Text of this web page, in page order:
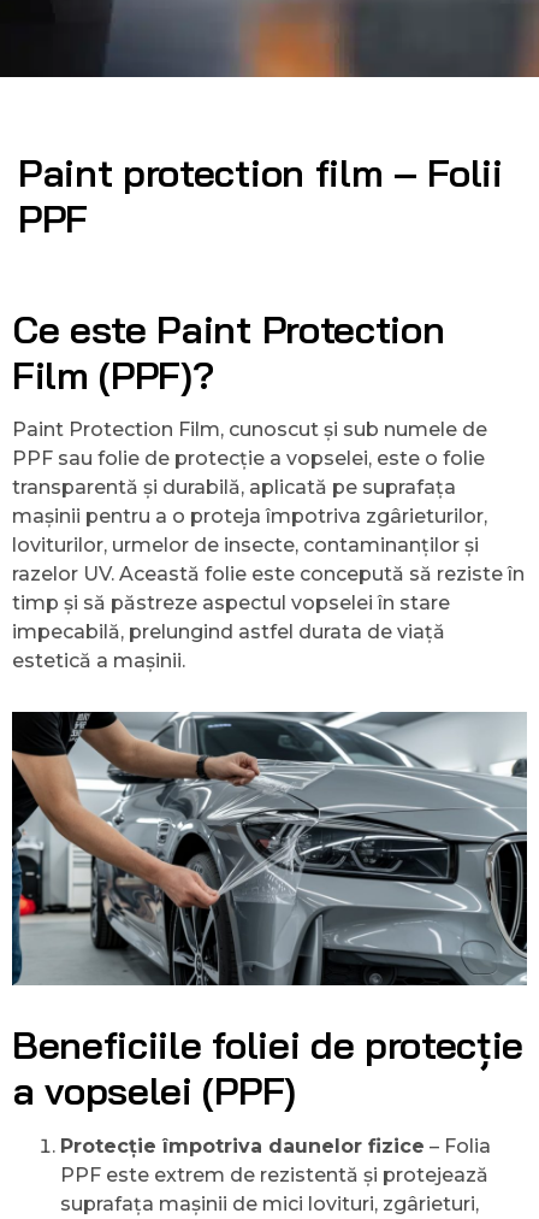
Paint protection film – Folii
PPF
Ce este Paint Protection
Film (PPF)?
Paint Protection Film, cunoscut și sub numele de
PPF sau folie de protecție a vopselei, este o folie
transparentă și durabilă, aplicată pe suprafața
mașinii pentru a o proteja împotriva zgârieturilor,
loviturilor, urmelor de insecte, contaminanților și
razelor UV. Această folie este concepută să reziste în
timp și să păstreze aspectul vopselei în stare
impecabilă, prelungind astfel durata de viață
estetică a mașinii.
Beneficiile foliei de protecție
a vopselei (PPF)
Protecție împotriva daunelor fizice – Folia
PPF este extrem de rezistentă și protejează
suprafața mașinii de mici lovituri, zgârieturi,